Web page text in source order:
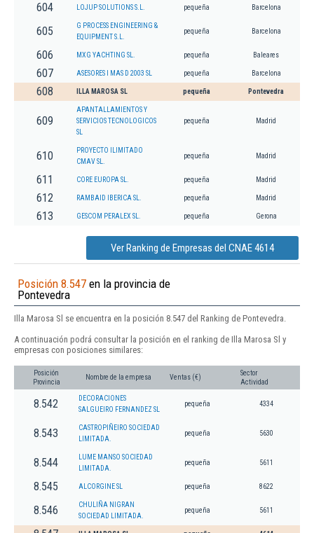
604 LOJUP SOLUTIONS S.L. pequeña Barcelona
605
G PROCESS ENGINEERING &
EQUIPMENT S.L.
pequeña Barcelona
606 MXG YACHTING SL. pequeña Baleares
607 ASESORES I MAS D 2003 SL pequeña Barcelona
608 ILLA MAROSA SL pequeña Pontevedra
609
APANTALLAMIENTOS Y
SERVICIOS TECNOLOGICOS
SL
pequeña Madrid
610
PROYECTO ILIMITADO
CMAV SL.
pequeña Madrid
611 CORE EUROPA SL. pequeña Madrid
612 RAMBAID IBERICA SL. pequeña Madrid
613 GESCOM PERALEX SL. pequeña Gerona
Ver Ranking de Empresas del CNAE 4614
Posición 8.547 en la provincia de
Pontevedra
Illa Marosa Sl se encuentra en la posición 8.547 del Ranking de Pontevedra.
A continuación podrá consultar la posición en el ranking de Illa Marosa Sl y
empresas con posiciones similares:
Posición
Provincia
Nombre de la empresa Ventas (€)
Sector
Actividad
8.542
DECORACIONES
SALGUEIRO FERNANDEZ SL
pequeña 4334
8.543
CASTROPIÑEIRO SOCIEDAD
LIMITADA.
pequeña 5630
8.544
LUME MANSO SOCIEDAD
LIMITADA.
pequeña 5611
8.545 ALCORGINE SL pequeña 8622
8.546
CHULIÑA NIGRAN
SOCIEDAD LIMITADA.
pequeña 5611